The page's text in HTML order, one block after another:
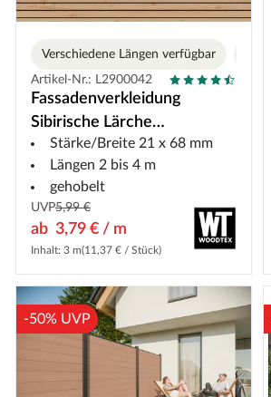
Verschiedene Längen verfügbar
Artikel-Nr.: L2900042
Fassadenverkleidung
Sibirische Lärche
Rhombusprofil
Stärke/Breite 21 x 68 mm
Längen 2 bis 4 m
gehobelt
UVP5,99 €
ab 3,79 € / m
Inhalt: 3 m(11,37 € / Stück)
-50% UVP